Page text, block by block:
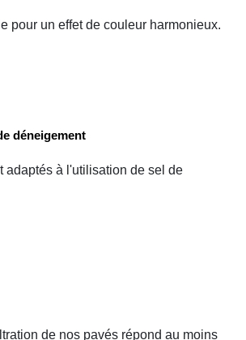
pour un effet de couleur harmonieux.
déneigement
adaptés à l'utilisation de sel de
de nos pavés répond au moins